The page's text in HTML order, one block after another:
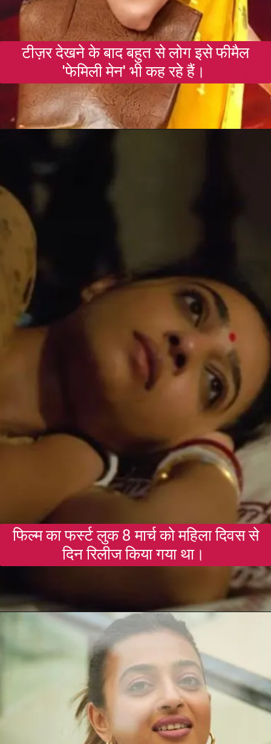
टीज़र देखने के बाद बहुत से लोग इसे फीमैल
'फेमिली मेन' भी कह रहे हैं।
फिल्म का फर्स्ट लुक 8 मार्च को महिला दिवस से
दिन रिलीज किया गया था।